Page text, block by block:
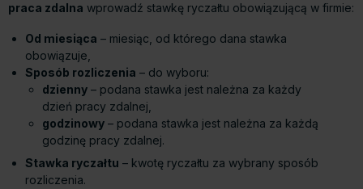
praca zdalna wprowadź stawkę ryczałtu obowiązującą w firmie:
Od miesiąca – miesiąc, od którego dana stawka
obowiązuje,
Sposób rozliczenia – do wyboru:
dzienny – podana stawka jest należna za każdy
dzień pracy zdalnej,
godzinowy – podana stawka jest należna za każdą
godzinę pracy zdalnej.
Stawka ryczałtu – kwotę ryczałtu za wybrany sposób
rozliczenia.